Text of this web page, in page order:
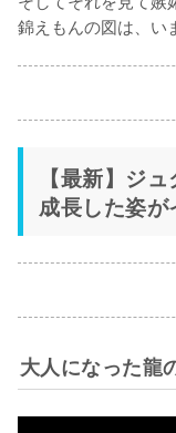
錦えもんの図は、い
【最新】ジ
成長した姿
大人になった龍